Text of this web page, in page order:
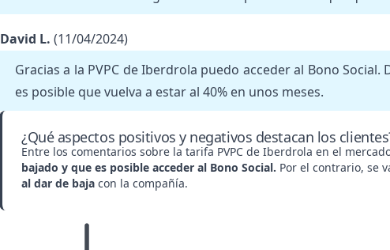
David L. (11/04/2024)
Gracias a la PVPC de Iberdrola puedo acceder al Bono
es posible que vuelva a estar al 40% en unos meses.
¿Qué aspectos positivos y negativos destacan los
Entre los comentarios sobre la tarifa PVPC de Iberdrola en el
bajado y que es posible acceder al Bono Social. Por el contrario, se
al dar de bajacon la compañía.